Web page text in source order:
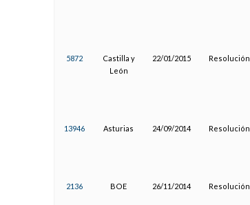
5872
Castilla y
León
22/01/2015 Resolución
13946 Asturias 24/09/2014 Resolución
2136 BOE 26/11/2014 Resolución